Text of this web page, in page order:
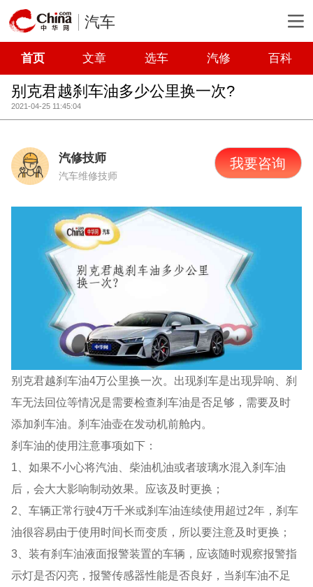
汽车
首页 文章 选车 汽修 百科
别克君越刹车油多少公里换一次?
2021-04-25 11:45:04
汽修技师
汽车维修技师
我要咨询
别克君越刹车油4万公里换一次。出现刹车是出现异响、刹
车无法回位等情况是需要检查刹车油是否足够，需要及时
添加刹车油。刹车油壶在发动机前舱内。
刹车油的使用注意事项如下：
1、如果不小心将汽油、柴油机油或者玻璃水混入刹车油
后，会大大影响制动效果。应该及时更换；
2、车辆正常行驶4万千米或刹车油连续使用超过2年，刹车
油很容易由于使用时间长而变质，所以要注意及时更换；
3、装有刹车油液面报警装置的车辆，应该随时观察报警指
示灯是否闪亮，报警传感器性能是否良好，当刹车油不足